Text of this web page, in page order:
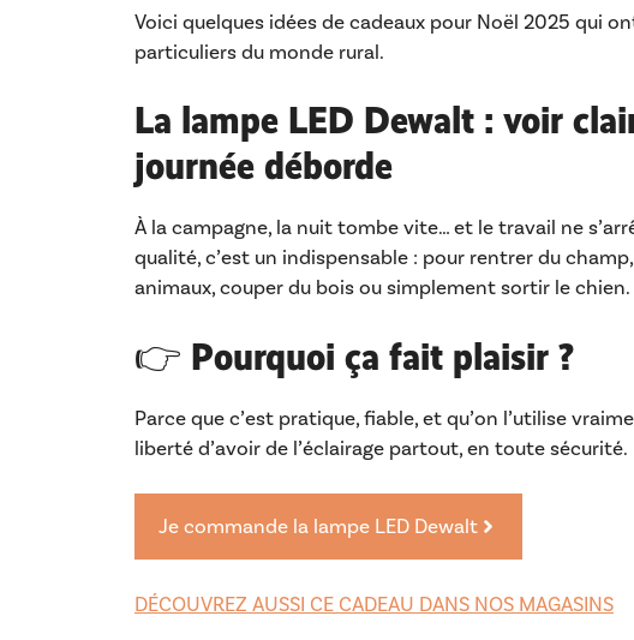
Voici quelques idées de cadeaux pour Noël 2025 qui
particuliers du monde rural.
La lampe LED Dewalt : voir
journée déborde
À la campagne, la nuit tombe vite… et le travail ne
qualité, c’est un indispensable : pour rentrer du
animaux, couper du bois ou simplement sortir le chien.
👉 Pourquoi ça fait plaisir ?
Parce que c’est pratique, fiable, et qu’on l’utilise
liberté d’avoir de l’éclairage partout, en toute sécurité.
Je commande la lampe LED Dewalt
DÉCOUVREZ AUSSI CE CADEAU DANS NOS MAGASINS